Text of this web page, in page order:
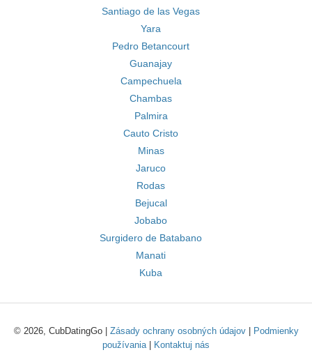
Santiago de las Vegas
Yara
Pedro Betancourt
Guanajay
Campechuela
Chambas
Palmira
Cauto Cristo
Minas
Jaruco
Rodas
Bejucal
Jobabo
Surgidero de Batabano
Manati
Kuba
© 2026, CubDatingGo | Zásady ochrany osobných údajov|
Podmienky
používania| Kontaktuj nás